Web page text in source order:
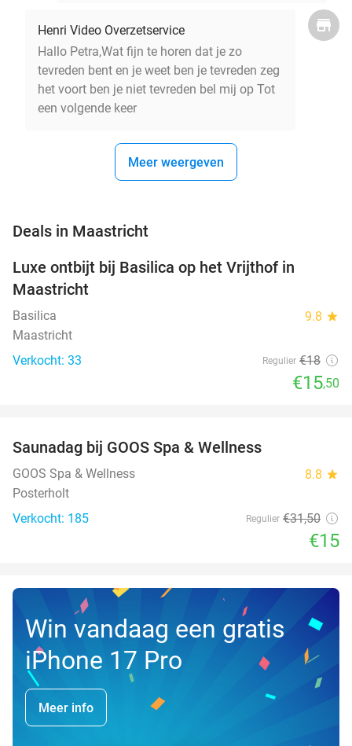
Henri Video Overzetservice
Hallo Petra,Wat fijn te horen dat je zo
tevreden bent en je weet ben je tevreden zeg
het voort ben je niet tevreden bel mij op Tot
een volgende keer
Meer weergeven
Deals in Maastricht
TODAY
Luxe ontbijt bij Basilica op het Vrijthof in
Maastricht
Basilica 9.8 star
Maastricht
Verkocht: 33
Regulier €18
€15,50
Saunadag bij GOOS Spa & Wellness
GOOS Spa & Wellness 8.8 star
Posterholt
Verkocht: 185
Regulier €31,50
€15
Win vandaag een gratis
iPhone 17 Pro
Meer info